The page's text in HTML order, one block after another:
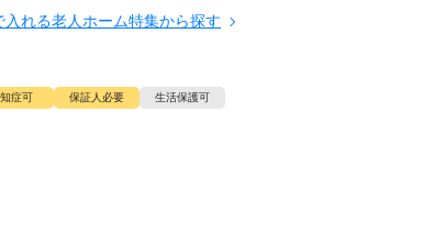
れる老人ホーム特集から探す
症可 保証人必要
生活保護可